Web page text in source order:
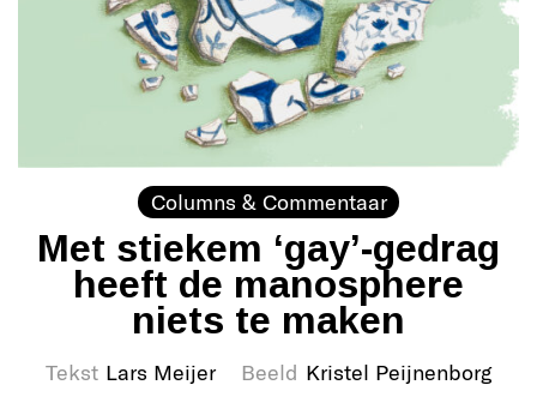
Columns & Commentaar
Met stiekem ‘gay’-gedrag
heeft de manosphere
niets te maken
Tekst Lars Meijer Beeld Kristel Peijnenborg